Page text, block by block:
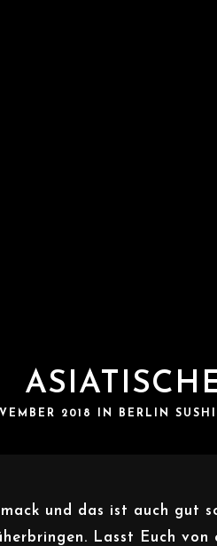
2018 IN BERLIN SUSHI
und das ist auch gut
Lasst Euch